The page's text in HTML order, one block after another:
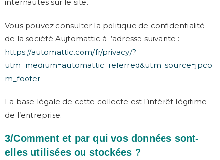
internautes sur le site.
Vous pouvez consulter la politique de confidentialité
de la société Aujtomattic à l’adresse suivante :
https://automattic.com/fr/privacy/?
utm_medium=automattic_referred&utm_source=jpco
m_footer
La base légale de cette collecte est l’intérêt légitime
de l’entreprise.
3/Comment et par qui vos données sont-
elles utilisées ou stockées ?